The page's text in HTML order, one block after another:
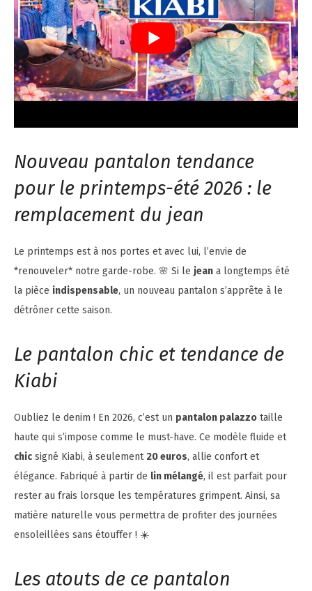
Nouveau pantalon tendance
pour le printemps-été 2026 : le
remplacement du jean
Le printemps est à nos portes et avec lui, l’envie de
*renouveler* notre garde-robe. 🌸 Si le jean a longtemps été
la pièce indispensable, un nouveau pantalon s’apprête à le
détrôner cette saison.
Le pantalon chic et tendance de
Kiabi
Oubliez le denim ! En 2026, c’est un pantalon palazzo taille
haute qui s’impose comme le must-have. Ce modèle fluide et
chic signé Kiabi, à seulement 20 euros, allie confort et
élégance. Fabriqué à partir de lin mélangé, il est parfait pour
rester au frais lorsque les températures grimpent. Ainsi, sa
matière naturelle vous permettra de profiter des journées
ensoleillées sans étouffer ! ☀️
Les atouts de ce pantalon